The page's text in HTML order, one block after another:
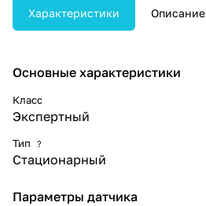
автоматизации исследований в
различных клинических
Характеристики Описание
Основные характеристики
Класс
Экспертный
Тип ?
Стационарный
Параметры датчика